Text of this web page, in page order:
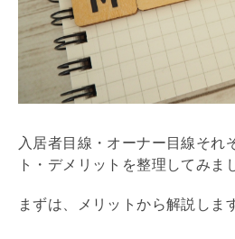
入居者目線・オーナー目線それ
ト・デメリットを整理してみま
まずは、メリットから解説しま